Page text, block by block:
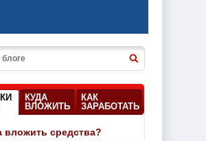
КУДА
ВЛОЖИТЬ
КАК
ЗАРАБОТАТЬ
вложить средства?